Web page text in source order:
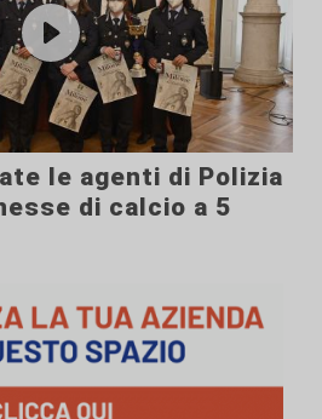
le agenti di Polizia
di calcio a 5